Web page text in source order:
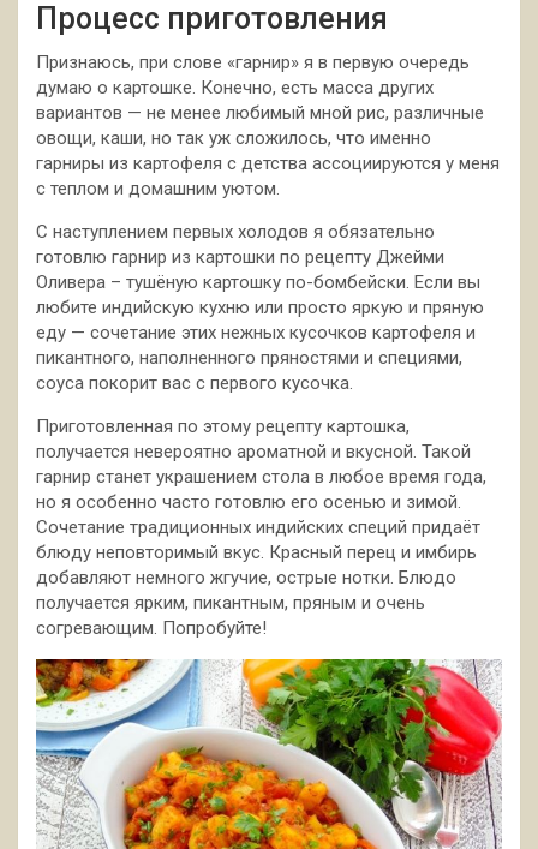
Процесс приготовления
Признаюсь, при слове «гарнир» я в первую очередь
думаю о картошке. Конечно, есть масса других
вариантов — не менее любимый мной рис, различные
овощи, каши, но так уж сложилось, что именно
гарниры из картофеля с детства ассоциируются у меня
с теплом и домашним уютом.
С наступлением первых холодов я обязательно
готовлю гарнир из картошки по рецепту Джейми
Оливера – тушёную картошку по-бомбейски. Если вы
любите индийскую кухню или просто яркую и пряную
еду — сочетание этих нежных кусочков картофеля и
пикантного, наполненного пряностями и специями,
соуса покорит вас с первого кусочка.
Приготовленная по этому рецепту картошка,
получается невероятно ароматной и вкусной. Такой
гарнир станет украшением стола в любое время года,
но я особенно часто готовлю его осенью и зимой.
Сочетание традиционных индийских специй придаёт
блюду неповторимый вкус. Красный перец и имбирь
добавляют немного жгучие, острые нотки. Блюдо
получается ярким, пикантным, пряным и очень
согревающим. Попробуйте!